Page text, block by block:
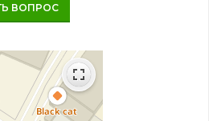
ВОПРОС